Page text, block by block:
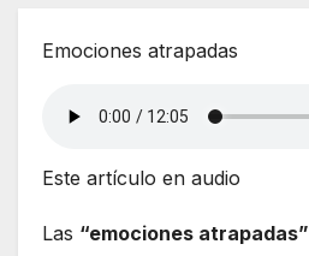
Emociones atrapadas
Este artículo en audio
Las “emociones atrapadas”